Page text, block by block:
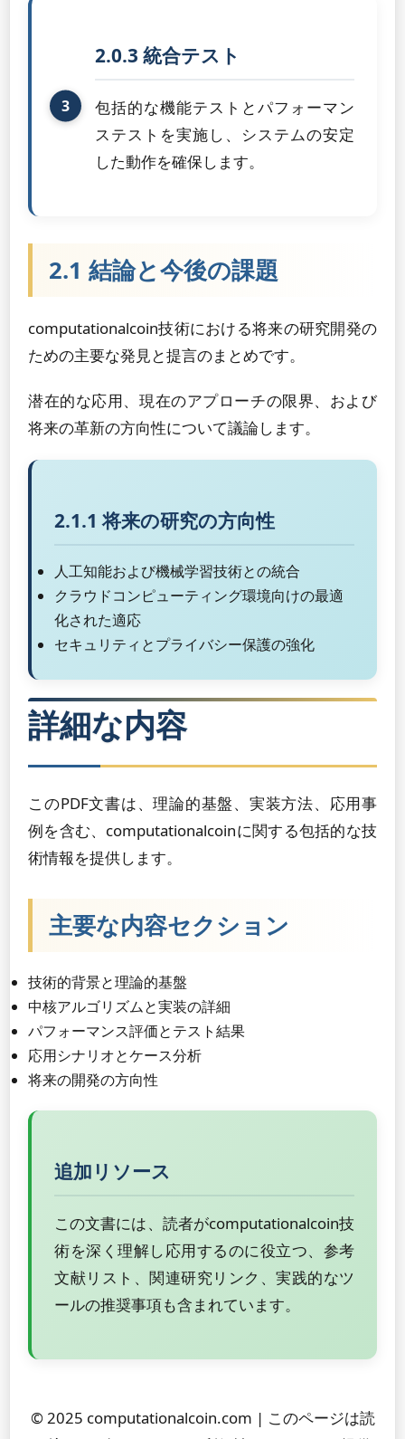
2.0.3 統合テスト
包括的な機能テストとパフォーマン
ステストを実施し、システムの安定
した動作を確保します。
2.1 結論と今後の課題
computationalcoin技術における将来の研究開発の
ための主要な発見と提言のまとめです。
潜在的な応用、現在のアプローチの限界、および
将来の革新の方向性について議論します。
2.1.1 将来の研究の方向性
人工知能および機械学習技術との統合
クラウドコンピューティング環境向けの最適
化された適応
セキュリティとプライバシー保護の強化
詳細な内容
このPDF文書は、理論的基盤、実装方法、応用事
例を含む、computationalcoinに関する包括的な技
術情報を提供します。
主要な内容セクション
技術的背景と理論的基盤
中核アルゴリズムと実装の詳細
パフォーマンス評価とテスト結果
応用シナリオとケース分析
将来の開発の方向性
追加リソース
この文書には、読者がcomputationalcoin技
術を深く理解し応用するのに役立つ、参考
文献リスト、関連研究リンク、実践的なツ
ールの推奨事項も含まれています。
© 2025 computationalcoin.com | このページは読